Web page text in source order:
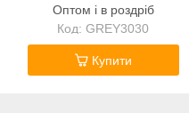
Оптом і в роздріб
GREY3030
Купити